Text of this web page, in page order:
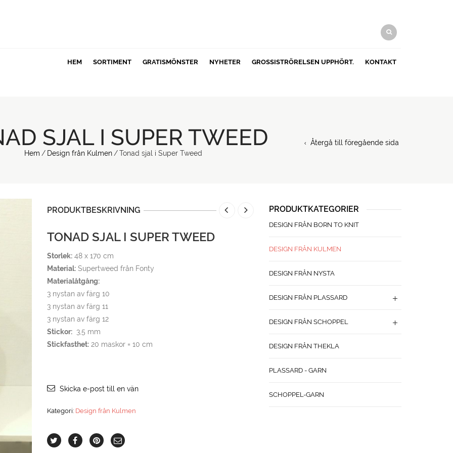
HEM SORTIMENT GRATISMÖNSTER NYHETER GROSSISTRÖRELSEN UPPHÖRT. KONTAKT
SJAL I SUPER TWEED
Hem / Design från Kulmen /Tonad sjal i Super Tweed
Återgå till föregående sida
PRODUKTBESKRIVNING
TONAD SJAL I SUPER TWEED
Storlek:48 x 170 cm
Material:Supertweed från Fonty
Materialåtgång:
3 nystan av färg 10
3 nystan av färg 11
3 nystan av färg 12
Stickor:3,5 mm
Stickfasthet:20 maskor = 10 cm
Skicka e-post till en vän
Kategori: Design från Kulmen
PRODUKTKATEGORIER
DESIGN FRÅN BORN TO KNIT
DESIGN FRÅN KULMEN
DESIGN FRÅN NYSTA
DESIGN FRÅN PLASSARD
DESIGN FRÅN SCHOPPEL
DESIGN FRÅN THEKLA
PLASSARD - GARN
SCHOPPEL-GARN